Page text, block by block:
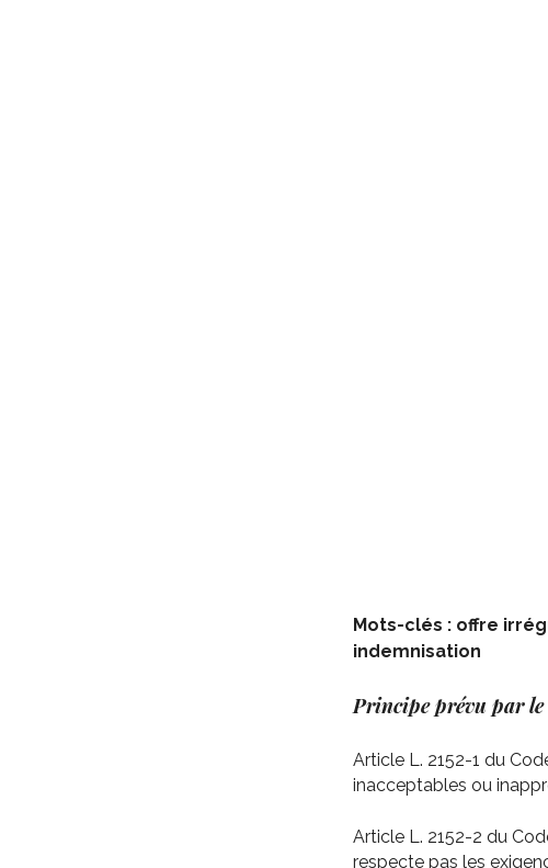
Mots-clés : offre
indemnisation
Principe prévu par le
Article L. 2152-1 du
inacceptables ou
Article L. 2152-2 du
respecte pas les